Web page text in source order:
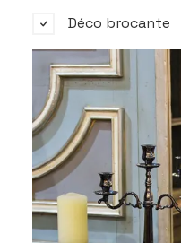
Déco brocante